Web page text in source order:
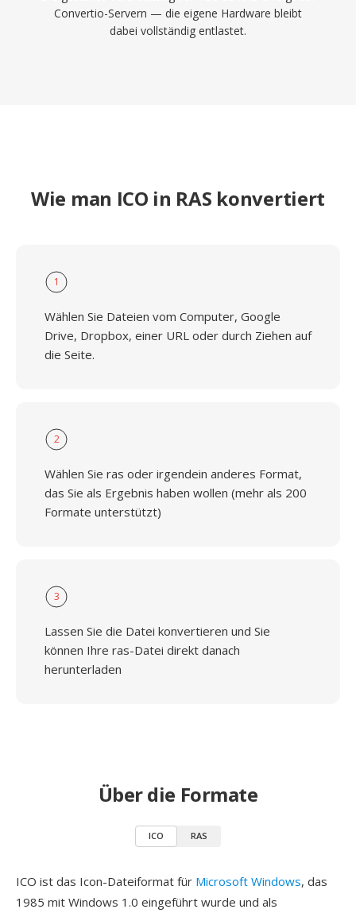
Convertio-Servern — die eigene Hardware bleibt
dabei vollständig entlastet.
Wie man ICO in RAS konvertiert
1
Wählen Sie Dateien vom Computer, Google
Drive, Dropbox, einer URL oder durch Ziehen auf
die Seite.
2
Wählen Sie ras oder irgendein anderes Format,
das Sie als Ergebnis haben wollen (mehr als 200
Formate unterstützt)
3
Lassen Sie die Datei konvertieren und Sie
können Ihre ras-Datei direkt danach
herunterladen
Über die Formate
ICO RAS
ICO ist das Icon-Dateiformat für Microsoft Windows, das
1985 mit Windows 1.0 eingeführt wurde und als